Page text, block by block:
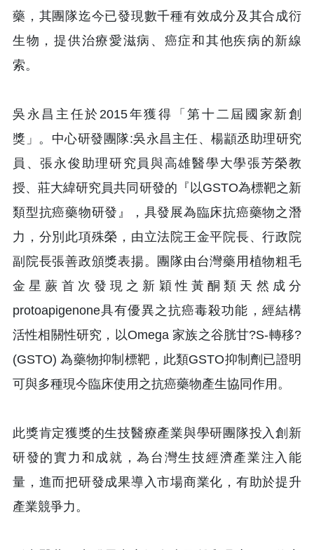
藥，其團隊迄今已發現數千種有效成分及其合成衍
生物，提供治療愛滋病、癌症和其他疾病的新線
索。
吳永昌主任於2015年獲得「第十二屆國家新創
獎」。中心研發團隊:吳永昌主任、楊顓丞助理研究
員、張永俊助理研究員與高雄醫學大學張芳榮教
授、莊大緯研究員共同研發的『以GSTO為標靶之新
類型抗癌藥物研發』，具發展為臨床抗癌藥物之潛
力，分別此項殊榮，由立法院王金平院長、行政院
副院長張善政頒獎表揚。團隊由台灣藥用植物粗毛
金星蕨首次發現之新穎性黃酮類天然成分
protoapigenone具有優異之抗癌毒殺功能，經結構
活性相關性研究，以Omega 家族之谷胱甘?S-轉移?
(GSTO) 為藥物抑制標靶，此類GSTO抑制劑已證明
可與多種現今臨床使用之抗癌藥物產生協同作用。
此獎肯定獲獎的生技醫療產業與學研團隊投入創新
研發的實力和成就，為台灣生技經濟產業注入能
量，進而把研發成果導入市場商業化，有助於提升
產業競爭力。